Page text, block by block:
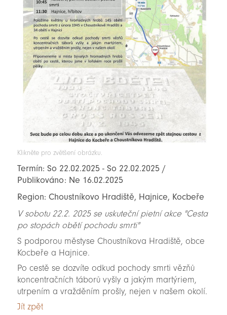
Klikněte pro zvětšení obrázku.
Termín: So 22.02.2025 - So 22.02.2025 /
Publikováno: Ne 16.02.2025
Region: Choustníkovo Hradiště, Hajnice, Kocbeře
V sobotu 22.2. 2025 se uskuteční pietní akce "Cesta
po stopách obětí pochodu smrti"
S podporou městyse Choustníkova Hradiště, obce
Kocbeře a Hajnice.
Po cestě se dozvíte odkud pochody smrti vězňů
koncentračních táborů vyšly a jakým martýriem,
utrpením a vražděním prošly, nejen v našem okolí.
Jít zpět